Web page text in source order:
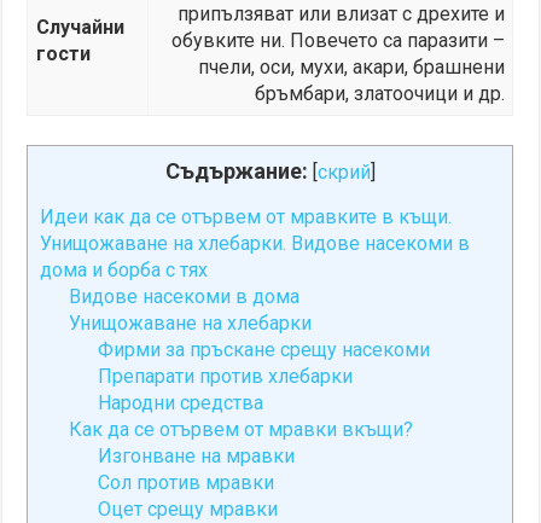
Случайни
гости
припълзяват или влизат с дрехите и
обувките ни. Повечето са паразити –
пчели, оси, мухи, акари, брашнени
бръмбари, златоочици и др.
Съдържание: [скрий]
Идеи как да се отървем от мравките в къщи.
Унищожаване на хлебарки. Видове насекоми в
дома и борба с тях
Видове насекоми в дома
Унищожаване на хлебарки
Фирми за пръскане срещу насекоми
Препарати против хлебарки
Народни средства
Как да се отървем от мравки вкъщи?
Изгонване на мравки
Сол против мравки
Оцет срещу мравки